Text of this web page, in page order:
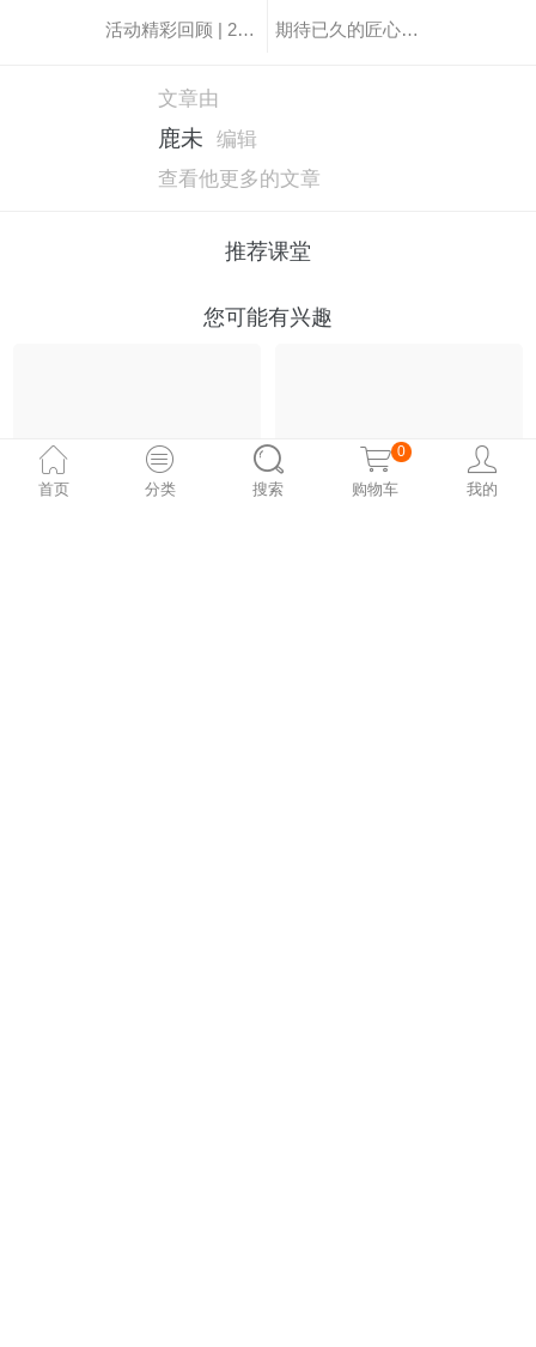
首页 分类 搜索
0
购物车 我的
活动精彩回顾 | 2018国际3D打印嘉年华×第二自然匠人市集 期待已久的匠心之情|凤城巷市集
文章由
鹿未
编辑
查看他更多的文章
推荐课堂
您可能有兴趣